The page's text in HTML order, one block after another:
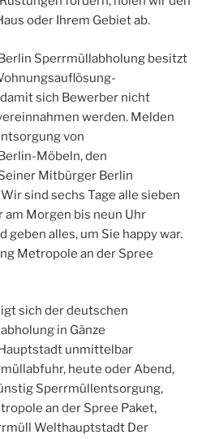
oder Ihrem Gebiet ab.
Sperrmüllabholung besitzt
sich Bewerber nicht
werden. Melden
von
Möbeln, den
Mitbürger Berlin
sind sechs Tage alle sieben
am Morgen bis neun Uhr
geben alles, um Sie happy war.
Metropole an der Spree
sich der deutschen
in Gänze
unmittelbar
heute oder Abend,
Sperrmüllentsorgung,
an der Spree Paket,
Welthauptstadt Der